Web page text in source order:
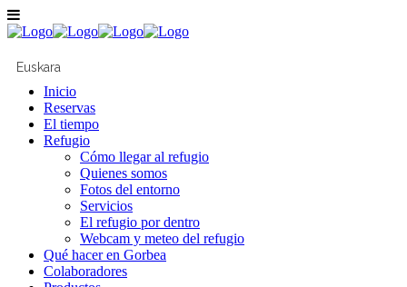
Euskara
Inicio
Reservas
El tiempo
Refugio
Cómo llegar al refugio
Quienes somos
Fotos del entorno
Servicios
El refugio por dentro
Webcam y meteo del refugio
Qué hacer en Gorbea
Colaboradores